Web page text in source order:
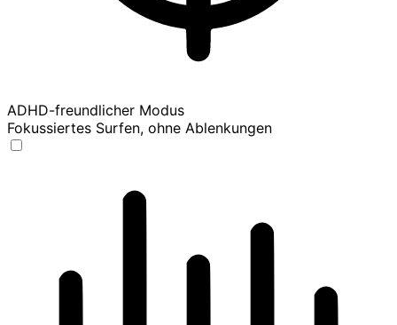
ADHD-freundlicher Modus
Fokussiertes Surfen, ohne Ablenkungen